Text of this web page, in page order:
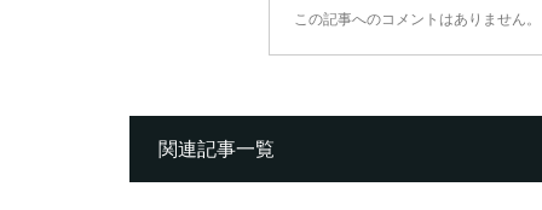
この記事へのコメントはありません。
関連記事一覧